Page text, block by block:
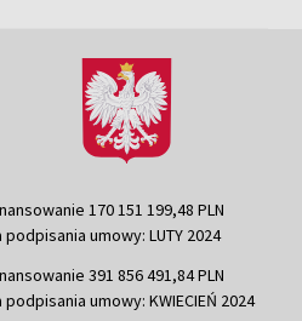
170 151 199,48 PLN
podpisania umowy: LUTY 2024
391 856 491,84 PLN
podpisania umowy: KWIECIEŃ 2024